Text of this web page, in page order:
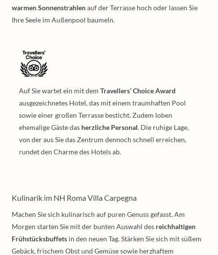
warmen Sonnenstrahlenauf der Terrasse hoch oder lassen Sie
Ihre Seele im Außenpool baumeln.
Auf Sie wartet ein mit dem Travellers’ Choice Award
ausgezeichnetes Hotel, das mit einem traumhaften Pool
sowie einer großen Terrasse besticht. Zudem loben
ehemalige Gäste das herzliche Personal. Die ruhige Lage,
von der aus Sie das Zentrum dennoch schnell erreichen,
rundet den Charme des Hotels ab.
Kulinarik im NH Roma Villa Carpegna
Machen Sie sich kulinarisch auf puren Genuss gefasst. Am
Morgen starten Sie mit der bunten Auswahl des reichhaltigen
Frühstücksbuffets in den neuen Tag. Stärken Sie sich mit süßem
Gebäck, frischem Obst und Gemüse sowie herzhaftem